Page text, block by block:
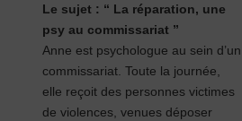
Le sujet : “ La réparation, une
psy au commissariat ”
Anne est psychologue au sein d’un
commissariat. Toute la journée,
elle reçoit des personnes victimes
de violences, venues déposer